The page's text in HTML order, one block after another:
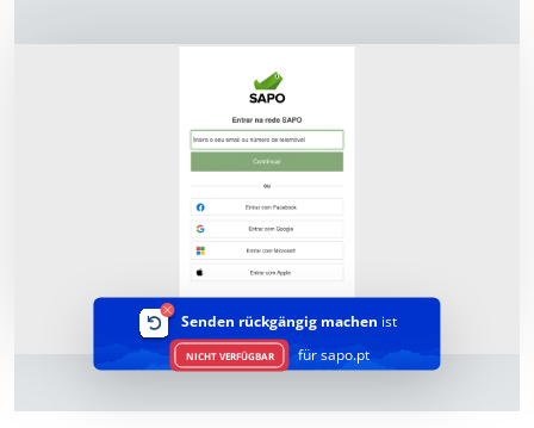
Senden rückgängig machen ist
NICHT VERFÜGBAR für sapo.pt